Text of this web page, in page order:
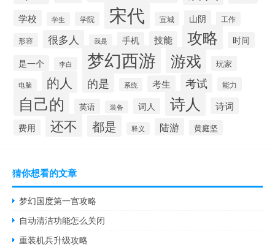
学校 学生 学院 宋代 宣城 山阴 工作
形容 很多人 我是 手机 技能 攻略
时间
是一个
李白 梦幻西游 游戏 玩家
电脑 的人 的是 系统 考生 考试 能力
自己的 英语 装备 词人 诗人 诗词
费用 还不 都是 释义 陆游 黄庭坚
猜你想看的文章
梦幻国度第一宫攻略
自动清洁功能怎么关闭
重装机兵升级攻略